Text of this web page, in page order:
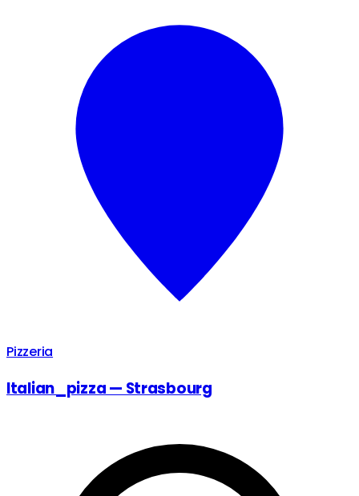
Pizzeria
Italian_pizza — Strasbourg